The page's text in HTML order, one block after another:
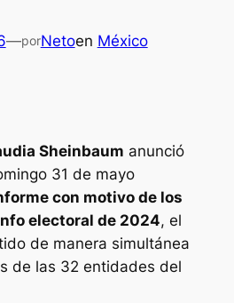
—porNetoen México
Sheinbaum anunció
31 de mayo
con motivo de los
electoral de 2024, el
de manera simultánea
de las 32 entidades del